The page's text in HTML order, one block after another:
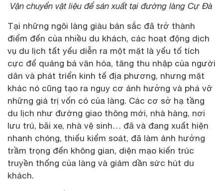
Vận chuyển vật liệu để sản xuất tại đường làng Cự Đà
Tại những ngôi làng giàu bản sắc đã trở thành
điểm đến của nhiều du khách, các hoạt động dịch
vụ du lịch tất yếu diễn ra một mặt là yếu tố tích
cực để quảng bá văn hóa, tăng thu nhập của người
dân và phát triển kinh tế địa phương, nhưng mặt
khác nó cũng tạo ra nguy cơ ảnh hưởng và phá vỡ
những giá trị vốn có của làng. Các cơ sở hạ tầng
du lịch như đường giao thông mới, nhà hàng, nơi
lưu trú, bãi xe, nhà vệ sinh… đã và đang xuất hiện
nhanh chóng, thiếu kiểm soát, đã làm ảnh hưởng
trầm trọng đến không gian, diện mạo kiến trúc
truyền thống của làng và giảm dần sức hút du
khách.